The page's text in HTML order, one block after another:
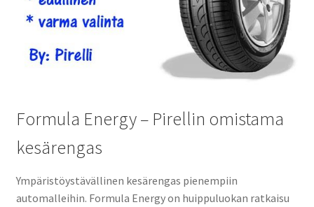
Formula Energy – Pirellin omistama
kesärengas
Ympäristöystävällinen kesärengas pienempiin
automalleihin. Formula Energy on huippuluokan ratkaisu